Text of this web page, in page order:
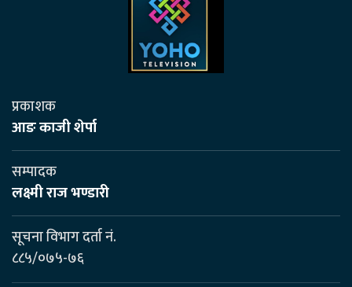
प्रकाशक
आङ काजी शेर्पा
सम्पादक
लक्ष्मी राज भण्डारी
सूचना विभाग दर्ता नं.
८८५/०७५-७६